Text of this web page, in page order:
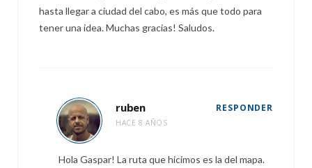
hasta llegar a ciudad del cabo, es más que todo para
tener una idea. Muchas gracias! Saludos.
ruben
HACE 8 AÑOS
RESPONDER
Hola Gaspar! La ruta que hicimos es la del mapa.